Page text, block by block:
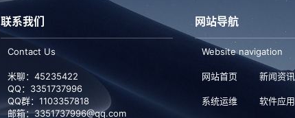
联系我们
Contact Us
米聊：45235422
QQ： 3351737996
QQ群：1103357818
邮箱：3351737996@qq.com
网站导航
Website navigation
网站首页 新闻资讯
系统运维 软件应用